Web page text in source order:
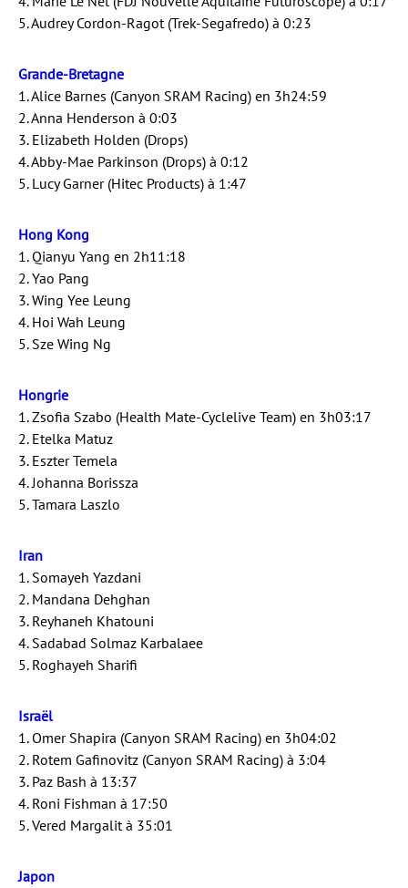
5. Audrey Cordon-Ragot (Trek-Segafredo) à 0:23
Grande-Bretagne
1. Alice Barnes (Canyon SRAM Racing) en 3h24:59
2. Anna Henderson à 0:03
3. Elizabeth Holden (Drops)
4. Abby-Mae Parkinson (Drops) à 0:12
5. Lucy Garner (Hitec Products) à 1:47
Hong Kong
1. Qianyu Yang en 2h11:18
2. Yao Pang
3. Wing Yee Leung
4. Hoi Wah Leung
5. Sze Wing Ng
Hongrie
1. Zsofia Szabo (Health Mate-Cyclelive Team) en 3h03:17
2. Etelka Matuz
3. Eszter Temela
4. Johanna Borissza
5. Tamara Laszlo
Iran
1. Somayeh Yazdani
2. Mandana Dehghan
3. Reyhaneh Khatouni
4. Sadabad Solmaz Karbalaee
5. Roghayeh Sharifi
Israël
1. Omer Shapira (Canyon SRAM Racing) en 3h04:02
2. Rotem Gafinovitz (Canyon SRAM Racing) à 3:04
3. Paz Bash à 13:37
4. Roni Fishman à 17:50
5. Vered Margalit à 35:01
Japon